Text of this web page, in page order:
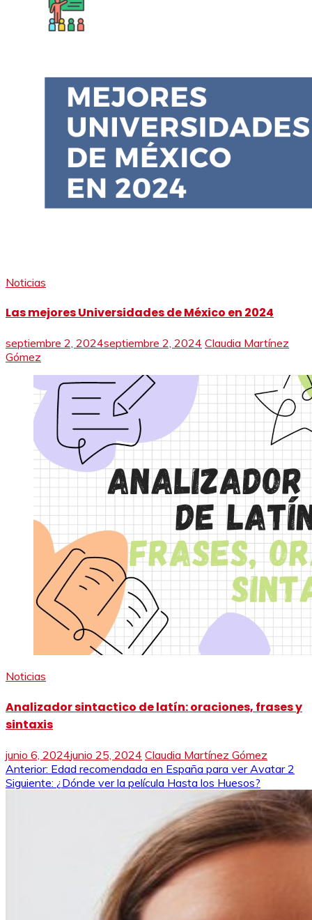
Noticias
Las mejores Universidades de México en 2024
septiembre 2, 2024septiembre 2, 2024 Claudia Martínez
Gómez
Noticias
Analizador sintactico de latín: oraciones, frases y
sintaxis
junio 6, 2024junio 25, 2024 Claudia Martínez Gómez
Navegación
de
Anterior: Edad recomendada en España para ver Avatar 2
Siguiente: ¿Dónde ver la película Hasta los Huesos?